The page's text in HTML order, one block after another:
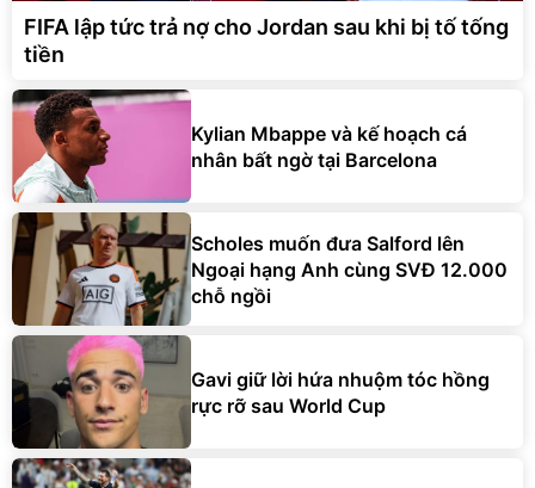
FIFA lập tức trả nợ cho Jordan sau khi bị tố tống
tiền
Kylian Mbappe và kế hoạch cá
nhân bất ngờ tại Barcelona
Scholes muốn đưa Salford lên
Ngoại hạng Anh cùng SVĐ 12.000
chỗ ngồi
Gavi giữ lời hứa nhuộm tóc hồng
rực rỡ sau World Cup